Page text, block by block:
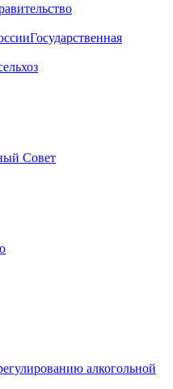
Государственная
Совет